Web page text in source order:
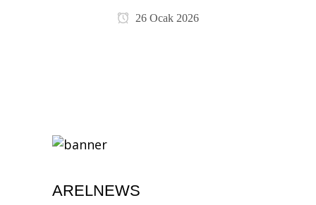
26 Ocak 2026
ARELNEWS